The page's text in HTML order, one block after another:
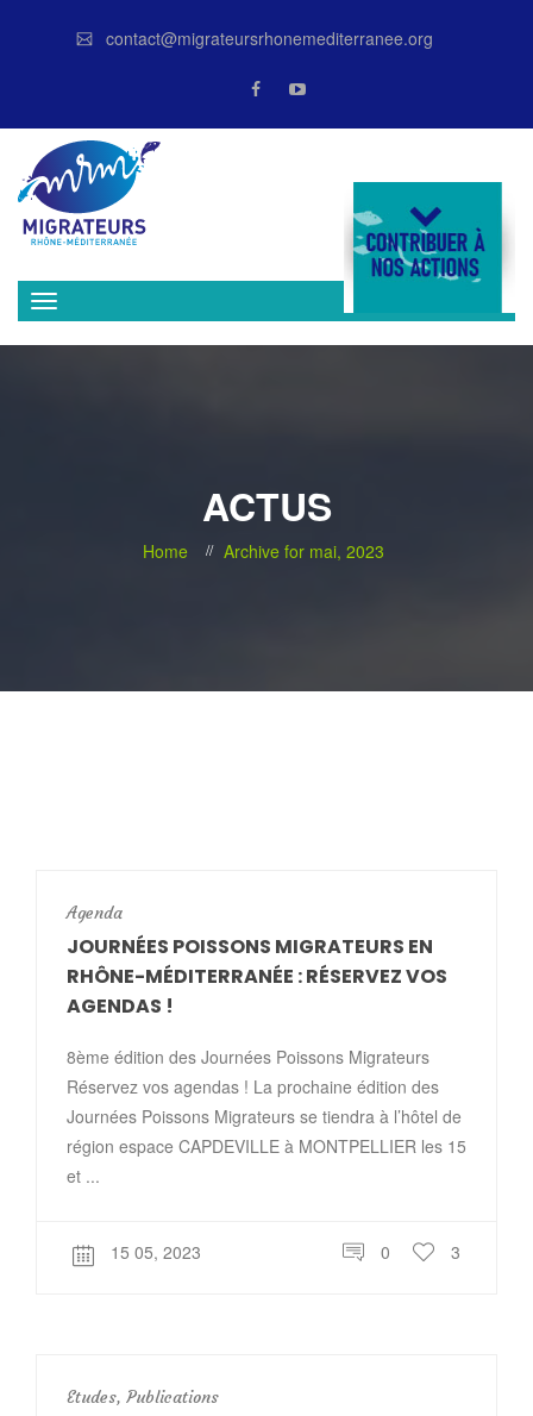
contact@migrateursrhonemediterranee.org
DONATE
ACTUS
Home Archive for mai, 2023
Agenda
JOURNÉES POISSONS MIGRATEURS EN
RHÔNE-MÉDITERRANÉE : RÉSERVEZ VOS
AGENDAS !
8ème édition des Journées Poissons Migrateurs
Réservez vos agendas ! La prochaine édition des
Journées Poissons Migrateurs se tiendra à l’hôtel de
région espace CAPDEVILLE à MONTPELLIER les 15
et ...
15 05, 2023 0 3
Etudes, Publications